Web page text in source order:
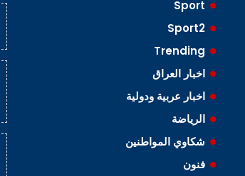
Sport
Sport2
Trending
اخبار العراق
اخبار عربية ودولية
الرياضة
شكاوي المواطنين
فنون